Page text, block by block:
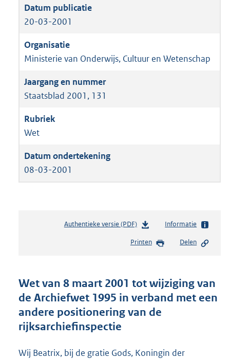
20-03-2001
Ministerie van Onderwijs, Cultuur en Wetenschap
Staatsblad 2001, 131
Wet
08-03-2001
Authentieke versie (PDF)b
s
d
s
g
t
Informatie
Printen Delen
Wet van 8 maart 2001 tot wijziging van
de Archiefwet 1995 in verband met een
andere positionering van de
rijksarchiefinspectie
Wij Beatrix, bij de gratie Gods, Koningin der